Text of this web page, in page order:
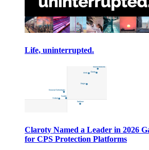
Life, uninterrupted.
Claroty Named a Leader in 2026
for CPS Protection Platforms